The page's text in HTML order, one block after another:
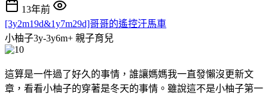
13年前
[3y2m19d&1y7m29d]哥哥的遙控汗馬車
小柚子3y-3y6m+ 親子育兒
這算是一件過了好久的事情，誰讓媽媽我一直發懶沒更新文
章，看看小柚子的穿著是冬天的事情。雖說這不是小柚子第一